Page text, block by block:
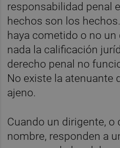
responsabilidad penal
hechos son los
haya cometido o no
nada la calificación
derecho penal no
No existe la atenuante
ajeno.
Cuando un dirigente, o
nombre, responden a